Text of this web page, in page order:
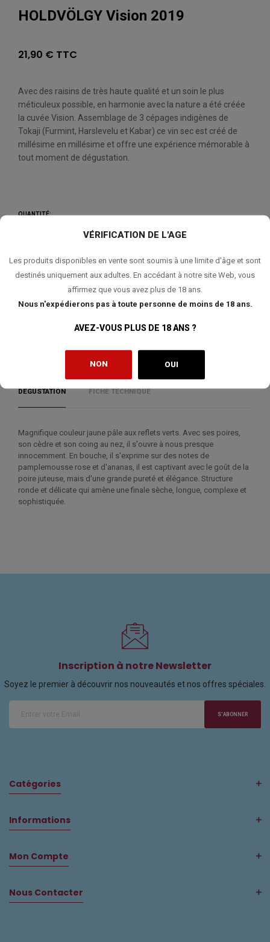
VÉRIFICATION DE L'AGE
Les produits disponibles en vente sont soumis à une limite d'âge et sont
destinés uniquement aux adultes. En accédant à notre site Web, vous
affirmez que vous avez plus de 18 ans.
Nous n'expédierons pas à toute personne de moins de 18 ans.
AVEZ-VOUS PLUS DE 18 ANS ?
NON OUI
HOLDVÖLGY Vision 2019
21,90 € TTC
Avec des raisins de très haute qualité et un soin le plus
méticuleux possible, en harmonie avec la nature a été créée
la cuvée Vision. Assemblage de 3 cépages indigènes de
Tokaji (Furmint, Harslevelu et Kabar) ce vin sec est créé de
millésime en millésime et offre une expérience mémorable à
tout moment de dégustation.
QUANTITÉ:
AJOUTER À MA LISTE DE SOUHAITS
DÉGUSTATION FICHE TECHNIQUE
Magnifique couleur jaune pâle aux reflets verts. Avec ses poires,
son cèdre et son coing au nez, il s'ouvre à nous presque
innocemment. En bouche, il s'exprime sur des notes de
pamplemousse rose et d'ananas, il est captivant avec le goût de la
poire juteuse, mais d'une grande pureté et élégance. Structure
ronde et délicate qui amène une finale sèche, longue, complexe et
sophistiquée.
Inscription à notre Newsletter
Soyez le premier à découvrir nos nouveautés et nos offres spéciales.
S'ABONNER
Catégories
Informations
Mon Compte
Nous Contacter